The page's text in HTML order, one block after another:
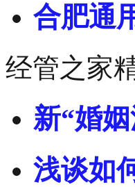
合肥通
经管之家
新“婚
浅谈如